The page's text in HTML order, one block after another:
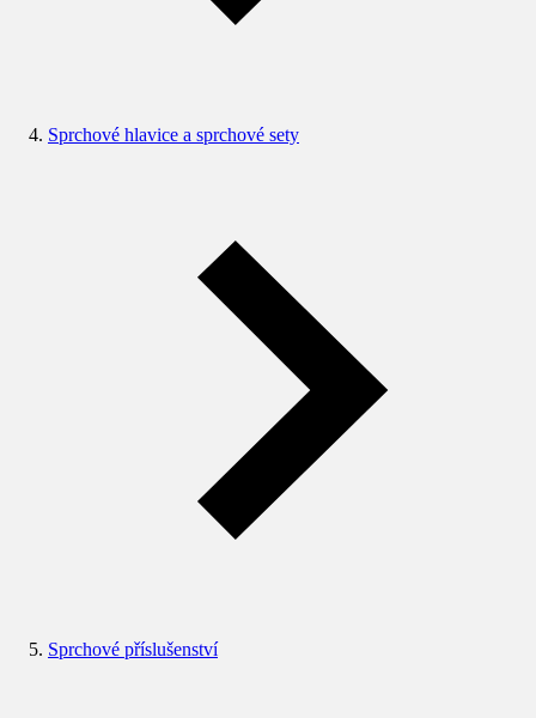
Sprchové hlavice a sprchové sety
Sprchové příslušenství